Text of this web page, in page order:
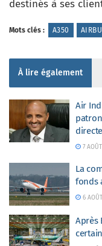
destinés à ses
Mots clés : A350
À lire également
Air
7
La
fonds
6
Après